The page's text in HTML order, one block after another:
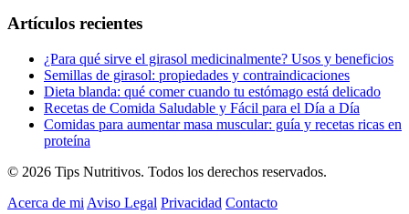
Artículos recientes
¿Para qué sirve el girasol medicinalmente? Usos y beneficios
Semillas de girasol: propiedades y contraindicaciones
Dieta blanda: qué comer cuando tu estómago está delicado
Recetas de Comida Saludable y Fácil para el Día a Día
Comidas para aumentar masa muscular: guía y recetas ricas en
proteína
© 2026 Tips Nutritivos. Todos los derechos reservados.
Acerca de mi Aviso Legal Privacidad Contacto